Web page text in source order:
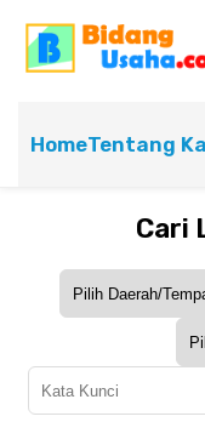
HomeTentang
Cari